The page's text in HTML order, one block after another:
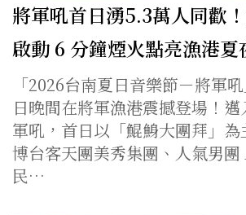
將軍吼首日湧5.3萬人同歡
啟動 6 分鐘煙火點亮漁港
「2026台南夏日音樂節－將軍吼
日晚間在將軍漁港震撼登場！邁
軍吼，首日以「鯤鯓大團拜」
博台客天團美秀集團、人氣男
民…